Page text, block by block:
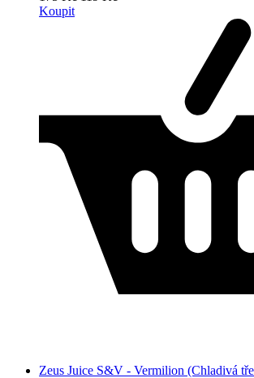
Koupit
Zeus Juice S&V - Vermilion (Chladivá